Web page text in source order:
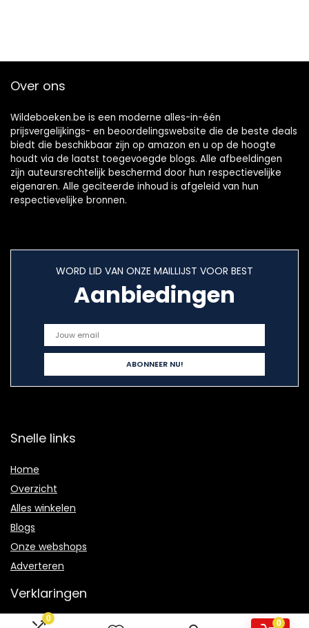
0
0
Over ons
Wildeboeken.be is een moderne alles-in-één
prijsvergelijkings- en beoordelingswebsite die de beste deals
biedt die beschikbaar zijn op amazon en u op de hoogte
houdt via de laatst toegevoegde blogs. Alle afbeeldingen
zijn auteursrechtelijk beschermd door hun respectievelijke
eigenaren. Alle geciteerde inhoud is afgeleid van hun
respectievelijke bronnen.
WORD LID VAN ONZE MAILLIJST VOOR BEST
Aanbiedingen
Snelle links
Home
Overzicht
Alles winkelen
Blogs
Onze webshops
Adverteren
Verklaringen
Privacybeleid